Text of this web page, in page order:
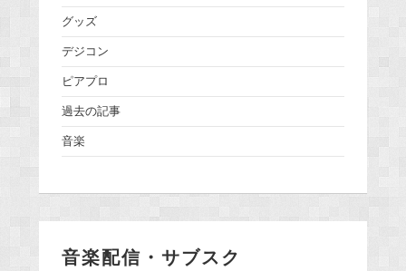
グッズ
デジコン
ピアプロ
過去の記事
音楽
音楽配信・サブスク